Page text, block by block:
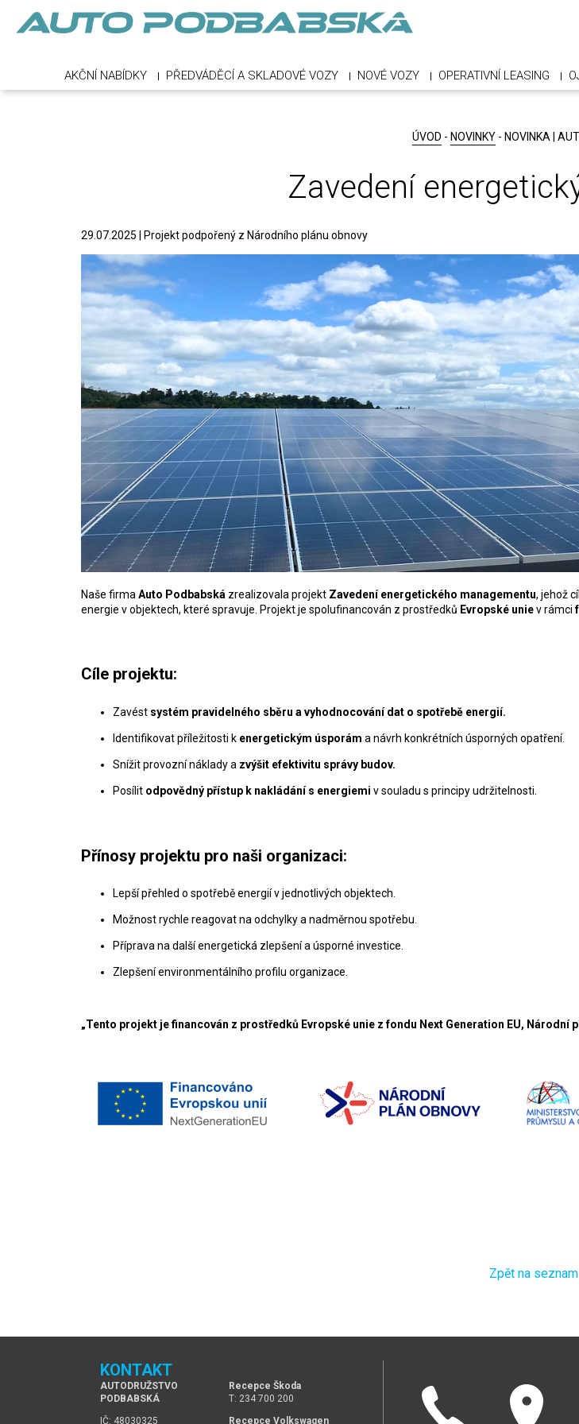
AKČNÍ NABÍDKY PŘEDVÁDĚCÍ A SKLADOVÉ VOZY NOVÉ VOZY OPERATIVNÍ LEASING
ÚVOD - NOVINKY- NOVINKA |
Zavedení
29.07.2025 | Projekt podpořený z Národního plánu obnovy
Naše firma Auto Podbabská zrealizovala projekt Zavedení energetického managementu, jehož
energie v objektech, které spravuje. Projekt je spolufinancován z prostředků Evropské uniev rámci
Cíle projektu:
Zavést systém pravidelného sběru a vyhodnocování dat o spotřebě energií.
Identifikovat příležitosti k energetickým úsporám a návrh konkrétních úsporných opatření.
Snížit provozní náklady a zvýšit efektivitu správy budov.
Posílit odpovědný přístup k nakládání s energiemi v souladu s principy udržitelnosti.
Přínosy projektu pro naši organizaci:
Lepší přehled o spotřebě energií v jednotlivých objektech.
Možnost rychle reagovat na odchylky a nadměrnou spotřebu.
Příprava na další energetická zlepšení a úsporné investice.
Zlepšení environmentálního profilu organizace.
„Tento projekt je financován z prostředků Evropské unie z fondu Next Generation EU, Národní
Zpět na seznam
KONTAKT
AUTODRUŽSTVO
PODBABSKÁ
IČ: 48030325
Recepce Škoda
T: 234 700 200
Recepce Volkswagen